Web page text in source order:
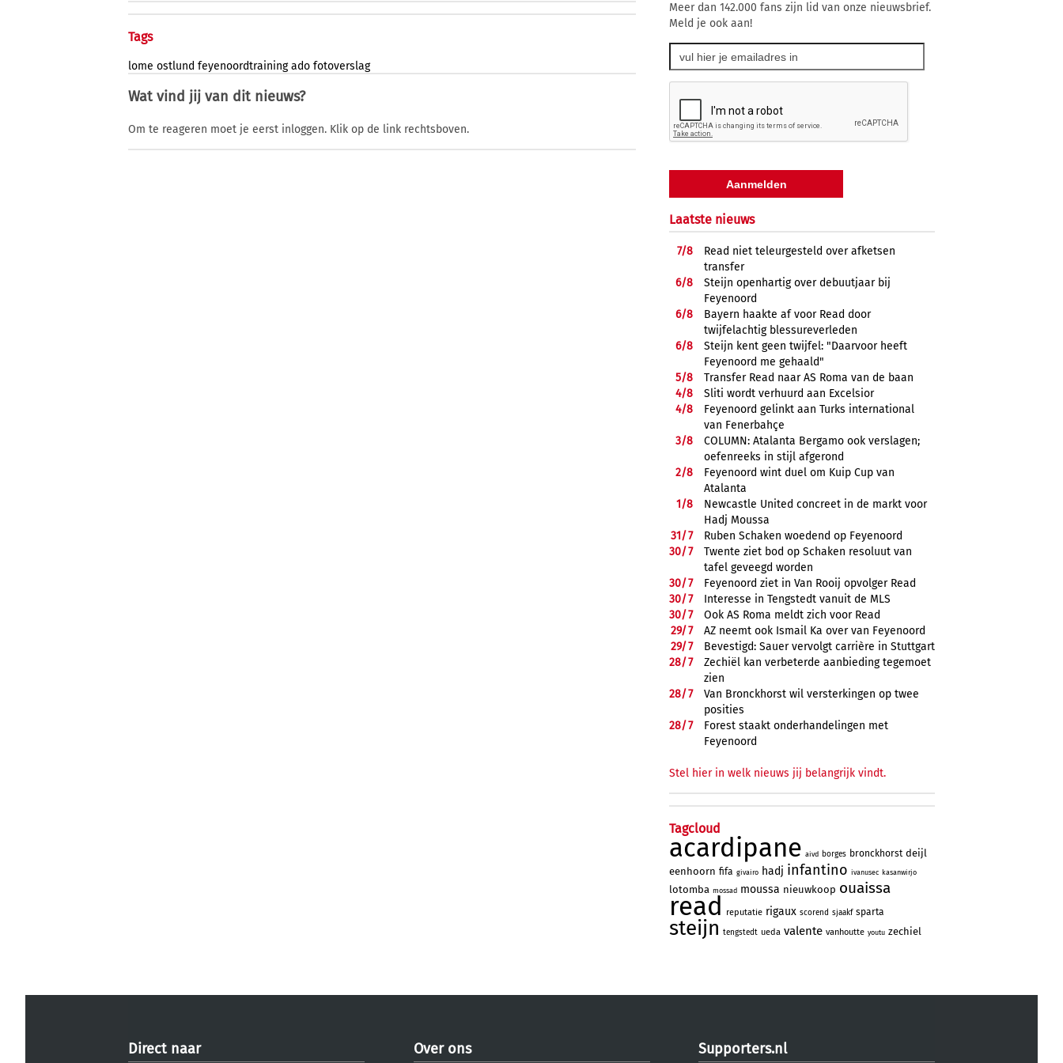
Tags
lome ostlund feyenoordtraining ado fotoverslag
Wat vind jij van dit nieuws?
Om te reageren moet je eerst inloggen. Klik op de link rechtsboven.
Meer dan 142.000 fans zijn lid van onze nieuwsbrief.
Meld je ook aan!
Laatste nieuws
7/8
Read niet teleurgesteld over afketsen
transfer
6/8
Steijn openhartig over debuutjaar bij
Feyenoord
6/8
Bayern haakte af voor Read door
twijfelachtig blessureverleden
6/8
Steijn kent geen twijfel: "Daarvoor heeft
Feyenoord me gehaald"
5/8
Transfer Read naar AS Roma van de baan
4/8
Sliti wordt verhuurd aan Excelsior
4/8
Feyenoord gelinkt aan Turks international
van Fenerbahçe
3/8
COLUMN: Atalanta Bergamo ook verslagen;
oefenreeks in stijl afgerond
2/8
Feyenoord wint duel om Kuip Cup van
Atalanta
1/8
Newcastle United concreet in de markt voor
Hadj Moussa
31/7
Ruben Schaken woedend op Feyenoord
30/7
Twente ziet bod op Schaken resoluut van
tafel geveegd worden
30/7
Feyenoord ziet in Van Rooij opvolger Read
30/7
Interesse in Tengstedt vanuit de MLS
30/7
Ook AS Roma meldt zich voor Read
29/7
AZ neemt ook Ismail Ka over van Feyenoord
29/7
Bevestigd: Sauer vervolgt carrière in Stuttgart
28/7
Zechiël kan verbeterde aanbieding tegemoet
zien
28/7
Van Bronckhorst wil versterkingen op twee
posities
28/7
Forest staakt onderhandelingen met
Feyenoord
Stel hier in welk nieuws jij belangrijk vindt.
Tagcloud
acardipane aivd borges bronckhorst deijl
eenhoorn fifa givairo hadj infantino ivanusec kasanwirjo
lotomba mossad moussa nieuwkoop ouaissa
read reputatie rigaux scorend sjaakf sparta
steijn tengstedt ueda valente vanhoutte youtu zechiel
Direct naar Over ons Supporters.nl